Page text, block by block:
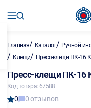
Главная/ Каталог/ Ручной
/ Клещи/ Пресс-клещи ПК-16
Пресс-клещи ПК-16
Код товара: 67588
0 0 отзывов